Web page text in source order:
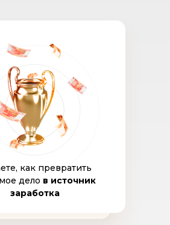
как превратить
дело в источник
заработка